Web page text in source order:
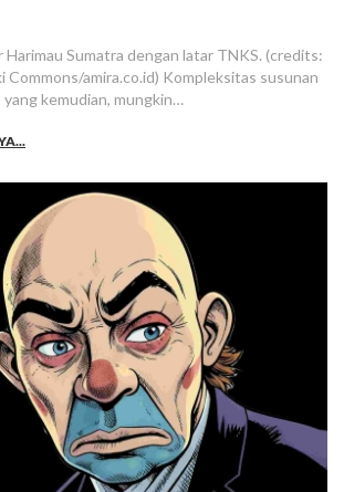
Harimau Sumatra dengan latar TNKS. (credits:
amira.co.id) Kompleksitas susunan
yang kemudian, mungkin…